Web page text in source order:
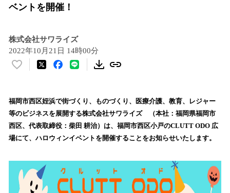
ベントを開催！
株式会社サワライズ
2022年10月21日 14時00分
い
！
数
を
読
中
で
福岡市西区姪浜で街づくり、ものづくり、医療介護、教育、レジャー
等のビジネスを展開する株式会社サワライズ （本社：福岡県福岡市
西区、代表取締役：柴田 耕治）は、福岡市西区小戸のCLUTT ODO 広
場にて、ハロウィンイベントを開催することをお知らせいたします。